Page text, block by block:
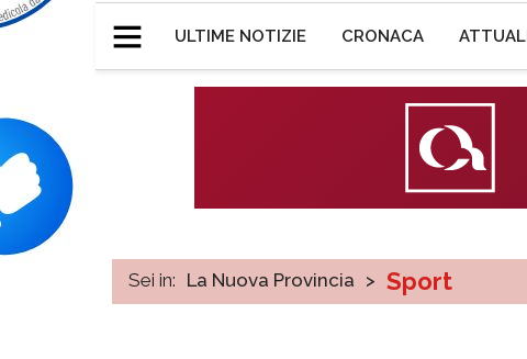
ULTIME NOTIZIE CRONACA
Sei in: La Nuova Provincia > Sport